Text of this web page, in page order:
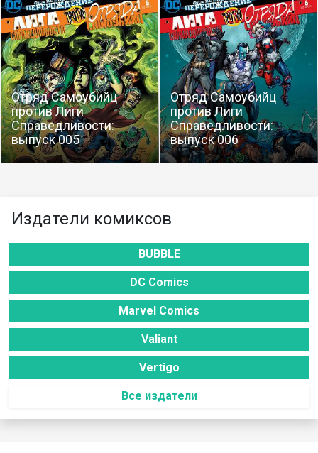
Отряд Самоубийц
против Лиги
Справедливости:
выпуск 005
Отряд Самоубийц
против Лиги
Справедливости:
выпуск 006
Издатели комиксов
BUBBLE
DC Comics
Marvel Comics
Valiant
Vertigo
Все издатели